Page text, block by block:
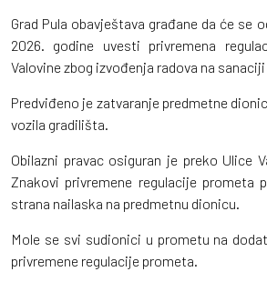
Grad Pula obavještava građane da će se
2026. godine uvesti privremena
Valovine zbog izvođenja radova na
Predviđeno je zatvaranje predmetne
vozila gradilišta.
Obilazni pravac osiguran je preko Ulice
Znakovi privremene regulacije prometa
strana nailaska na predmetnu dionicu.
Mole se svi sudionici u prometu na
privremene regulacije prometa.